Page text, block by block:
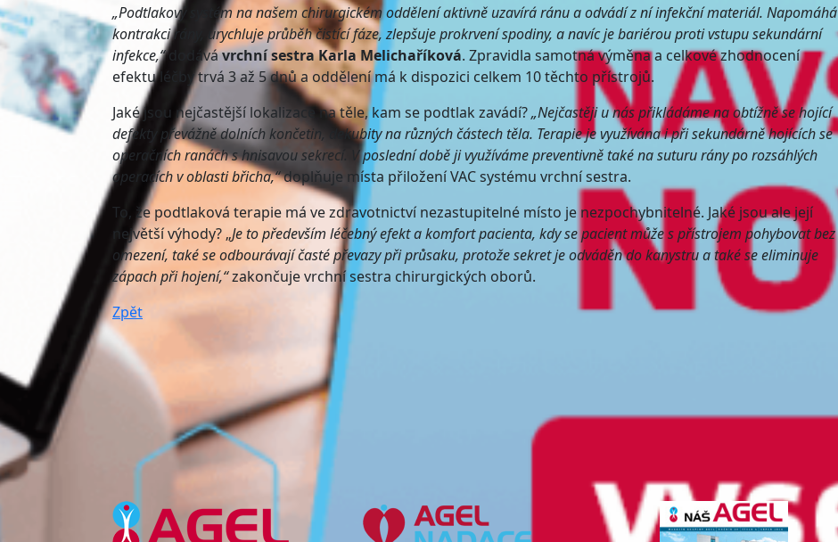
„Podtlakový systém na našem chirurgickém oddělení aktivně uzavírá ránu a odvádí z ní infekční materiál. Napomáhá
kontrakci rány, urychluje průběh čistící fáze, zlepšuje prokrvení spodiny, a navíc je bariérou proti vstupu sekundární
infekce,“dodávávrchní sestraKarla Melichaříková. Zpravidla samotná výměna a celkové zhodnocení
efektu léčby trvá 3 až 5 dnů a oddělení má k dispozici celkem 10 těchto přístrojů.
Jaké jsou nejčastější lokalizace na těle, kam se podtlak zavádí?„Nejčastěji u nás přikládáme na obtížně se hojící
defekty převážně dolních končetin, dekubity na různých částech těla. Terapie je využívána i při sekundárně hojících se
operačních ranách s hnisavou sekrecí. V poslední době ji využíváme preventivně také na suturu rány po rozsáhlých
operacích v oblasti břicha,“doplňuje místa přiložení VAC systému vrchní sestra.
To, že podtlaková terapie má ve zdravotnictví nezastupitelné místo je nezpochybnitelné. Jaké jsou ale její
největší výhody? „Je to především léčebný efekt a komfort pacienta, kdy se pacient může s přístrojem pohybovat bez
omezení, také se odbourávají časté převazy při průsaku, protože sekret je odváděn do kanystru a také se eliminuje
zápach při hojení,“zakončuje vrchní sestra chirurgických oborů.
Zpět